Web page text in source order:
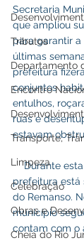
Tributos
Departamento
Encontro
Transporte,
Limpeza
Celebração
Obras e
Cheia do Rio
Secretaria
que ampliou
para garantir a
últimas
prefeitura
conjuntos
entulhos,
ruas e
estavam
    Durante esta semana, a ação da
prefeitura está
do Remanso.
município
contam com o